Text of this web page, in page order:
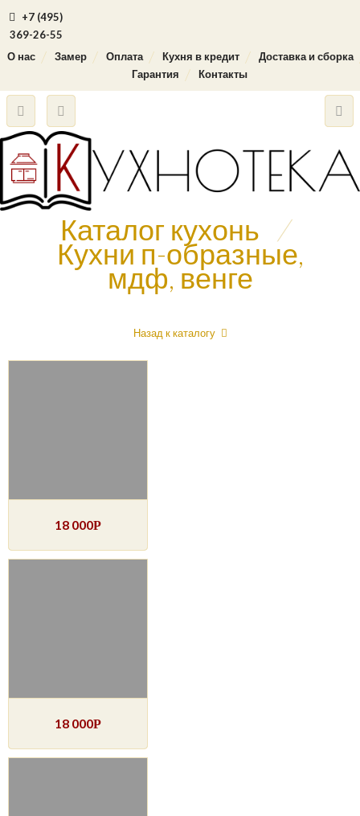
+7 (495)
369-26-55
О нас
Замер Оплата Кухня в кредит
Доставка и сборка
Гарантия
Контакты
Каталог кухонь /
Кухни п-образные,
мдф, венге
Назад к каталогу
18 000Р
18 000Р